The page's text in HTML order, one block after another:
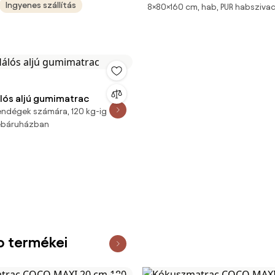
Ingyenes szállítás
80x160 cm Matracvédő:
8×80×160 cm, hab, PUR
aljú gumimatrac
számára, 120 kg-ig
termékei